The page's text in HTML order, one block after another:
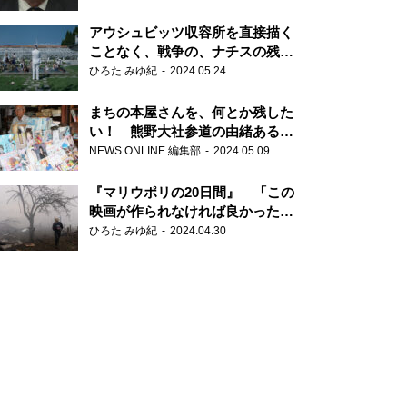
アウシュビッツ収容所を直接描く
ことなく、戦争の、ナチスの残虐
さが見える映画 『関心領域』
ひろた みゆ紀 2024.05.24
まちの本屋さんを、何とか残した
い！ 熊野大社参道の由緒ある書
店・三代目の強い思い
NEWS ONLINE 編集部 2024.05.09
『マリウポリの20日間』 「この
映画が作られなければ良かった」
と語る監督
ひろた みゆ紀 2024.04.30